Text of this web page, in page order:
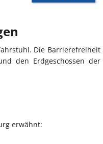
Die Barrierefreiheit
den Erdgeschossen der
erwähnt: